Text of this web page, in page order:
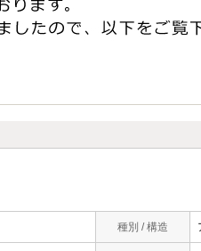
種別 / 構造